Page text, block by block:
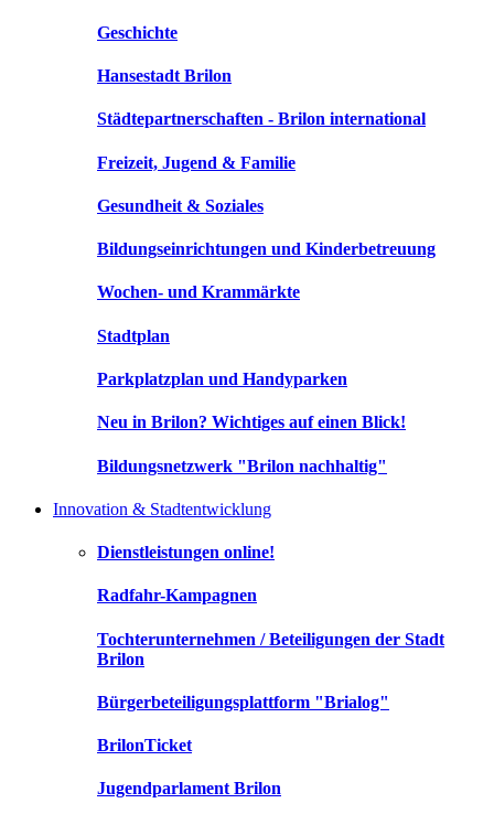
Geschichte
Hansestadt Brilon
Städtepartnerschaften - Brilon international
Freizeit, Jugend & Familie
Gesundheit & Soziales
Bildungseinrichtungen und Kinderbetreuung
Wochen- und Krammärkte
Stadtplan
Parkplatzplan und Handyparken
Neu in Brilon? Wichtiges auf einen Blick!
Bildungsnetzwerk "Brilon nachhaltig"
Innovation & Stadtentwicklung
Dienstleistungen online!
Radfahr-Kampagnen
Tochterunternehmen / Beteiligungen der Stadt
Brilon
Bürgerbeteiligungsplattform "Brialog"
BrilonTicket
Jugendparlament Brilon